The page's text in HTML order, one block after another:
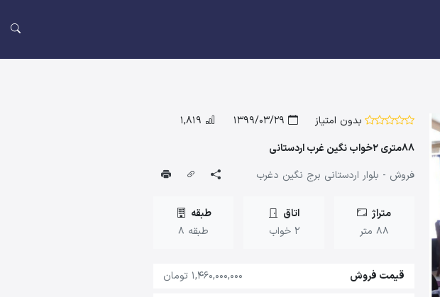
بدون امتیاز
88متری 2خواب نگین غرب اردستانی
فروش - بلوار اردستانی برج نگین دغرب
متراژ
88 متر
اتاق
2 خواب
طبقه
طبقه 8
قیمت فروش
1,460,000,000 تومان